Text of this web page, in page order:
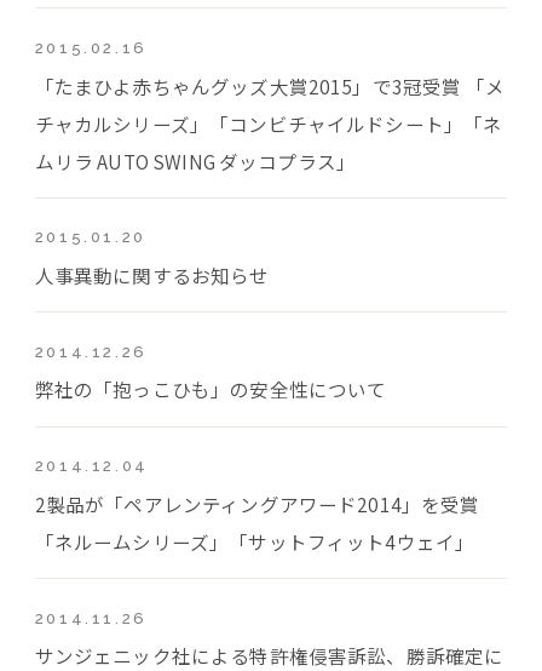
2015.02.16
「たまひよ赤ちゃんグッズ大賞2015」で3冠受賞 「メ
チャカルシリーズ」「コンビチャイルドシート」「ネ
ムリラ AUTO SWING ダッコプラス」
2015.01.20
人事異動に関するお知らせ
2014.12.26
弊社の「抱っこひも」の安全性について
2014.12.04
2製品が「ペアレンティングアワード2014」を受賞
「ネルームシリーズ」「サットフィット4ウェイ」
2014.11.26
サンジェニック社による特許権侵害訴訟、勝訴確定に